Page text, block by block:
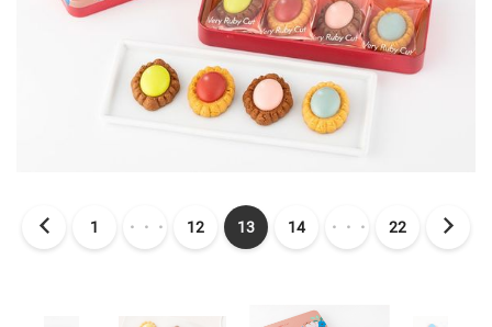
1 ・・・ 12 13 14 ・・・ 22